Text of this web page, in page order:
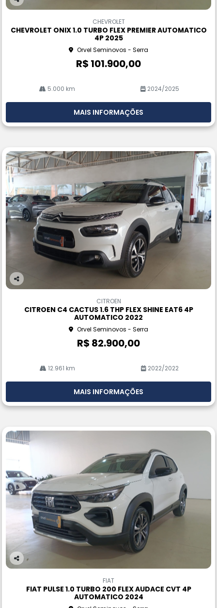
Co
pa
rtil
CHEVROLET
CHEVROLET ONIX 1.0 TURBO FLEX PREMIER AUTOMATICO
4P 2025
Orvel Seminovos - Serra
R$ 101.900,00
5.000 km 2024/2025
MAIS INFORMAÇÕES
Co
CITROEN
CITROEN C4 CACTUS 1.6 THP FLEX SHINE EAT6 4P
AUTOMATICO 2022
Orvel Seminovos - Serra
R$ 82.900,00
12.961 km 2022/2022
MAIS INFORMAÇÕES
Co
FIAT
FIAT PULSE 1.0 TURBO 200 FLEX AUDACE CVT 4P
AUTOMATICO 2024